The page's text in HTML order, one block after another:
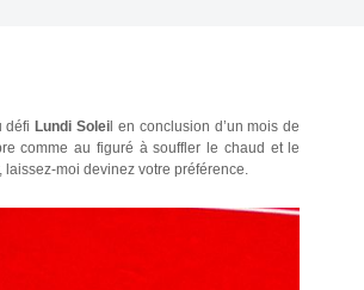
défi Lundi Solei l en conclusion d’un mois de
comme au figuré à souffler le chaud et le
laissez-moi devinez votre préférence.